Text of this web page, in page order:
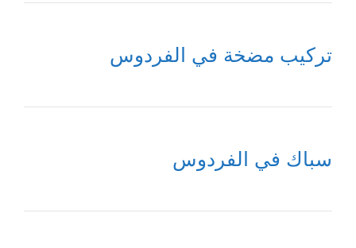
تركيب مضخة في الفردوس
سباك في الفردوس